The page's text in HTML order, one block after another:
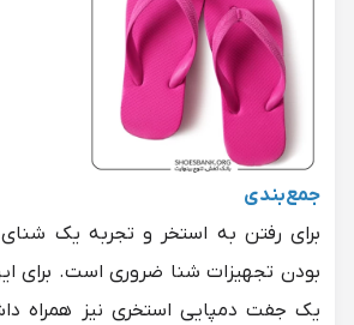
جمع‌بندی
برای رفتن به استخر و تجربه یک شنای
بودن تجهیزات شنا ضروری است. برای
یک جفت دمپایی استخری نیز همراه